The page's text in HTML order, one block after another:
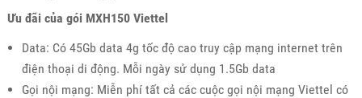
Ưu đãi của gói MXH150 Viettel
Data: Có 45Gb data 4g tốc độ cao truy cập mạng internet trên
điện thoại di động. Mỗi ngày sử dụng 1.5Gb data
Gọi nội mạng: Miễn phí tất cả các cuộc gọi nội mạng Viettel có